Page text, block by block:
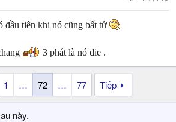
đầu tiên khi nó cũng bất tử
3 phát là nó die .
1 … 72 … 77 Tiếp
này.